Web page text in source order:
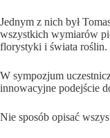
Jednym z nich był
wszystkich wymiarów
florystyki i świata roślin.
W sympozjum
innowacyjne podejście
Nie sposób opisać